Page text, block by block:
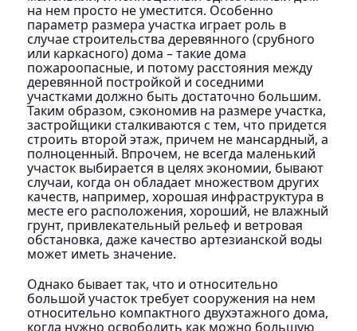
на нем просто не уместится. Особенно
параметр размера участка играет роль в
случае строительства деревянного (срубного
или каркасного) дома – такие дома
пожароопасные, и потому расстояния между
деревянной постройкой и соседними
участками должно быть достаточно большим.
Таким образом, сэкономив на размере участка,
застройщики сталкиваются с тем, что придется
строить второй этаж, причем не мансардный, а
полноценный. Впрочем, не всегда маленький
участок выбирается в целях экономии, бывают
случаи, когда он обладает множеством других
качеств, например, хорошая инфраструктура в
месте его расположения, хороший, не влажный
грунт, привлекательный рельеф и ветровая
обстановка, даже качество артезианской воды
может иметь значение.
Однако бывает так, что и относительно
большой участок требует сооружения на нем
относительно компактного двухэтажного дома,
когда нужно освободить как можно большую